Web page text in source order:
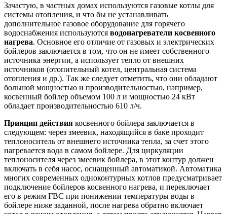
Зачастую, в частных домах используются газовые котлы для
системы отопления, и что бы не устанавливать
дополнительное газовое оборудование для горячего
водоснабжения используются водонагреватели косвенного
нагрева. Основное его отличие от газовых и электрических
бойлеров заключается в том, что он не имеет собственного
источника энергии, а использует тепло от внешних
источников (отопительный котел, центральная система
отопления и др.). Так же следует отметить, что они обладают
большой мощностью и производительностью, например,
косвенный бойлер объемом 100 л и мощностью 24 кВт
обладает производительностью 610 л/ч.
Принцип действия косвенного бойлера заключается в
следующем: через змеевик, находящийся в баке проходит
теплоноситель от внешнего источника тепла, за счет этого
нагревается вода в самом бойлере. Для циркуляции
теплоносителя через змеевик бойлера, в этот контур должен
включать в себя насос, оснащенный автоматикой. Автоматика
многих современных одноконтурных котлов предусматривает
подключение бойлеров косвенного нагрева, и переключает
его в режим ГВС при понижении температуры воды в
бойлере ниже заданной, после нагрева обратно включает